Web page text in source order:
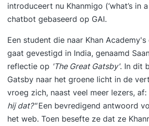
introduceert nu Khanmigo (‘what’s in
chatbot gebaseerd op GAI.
Een student die naar Khan
gaat gevestigd in India, genaamd
reflectie op 'The Great Gatsby'. In dit
Gatsby naar het groene licht in de
vroeg zich, naast veel meer lezers, af:
hij dat?"Een bevredigend antwoord
het web. Toen besefte ze dat ze